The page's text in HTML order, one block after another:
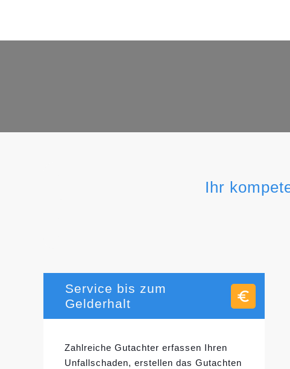
Ihr
Service bis zum
Gelderhalt
Zahlreiche Gutachter erfassen Ihren
Unfallschaden, erstellen das Gutachten